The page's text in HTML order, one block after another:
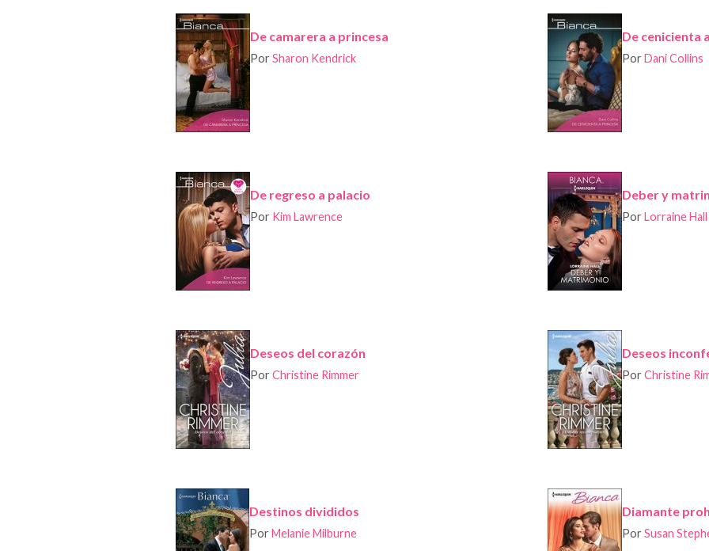
De camarera a princesa
Por Sharon Kendrick
De cenicienta
Por Dani Collins
De regreso a palacio
Por Kim Lawrence
Deber y
Por Lorraine Hall
Deseos del corazón
Por Christine Rimmer
Deseos
Por Christine
Destinos divididos
Por Melanie Milburne
Diamante
Por Susan